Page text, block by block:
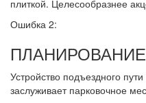
плиткой. Целесообразнее
Ошибка 2:
Устройство подъездного
заслуживает парковочное